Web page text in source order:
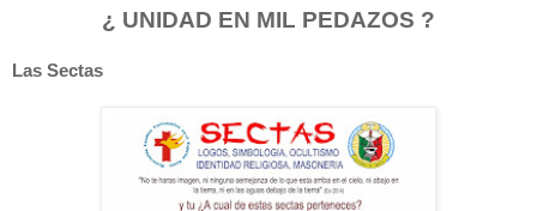
¿ UNIDAD EN MIL PEDAZOS ?
Las Sectas